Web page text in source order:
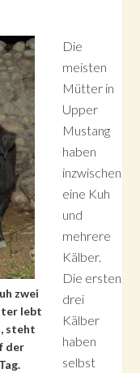
zwei
lebt
steht
der
Die
meisten
Mütter in
Upper
Mustang
haben
inzwischen
eine Kuh
und
mehrere
Kälber.
Die ersten
drei
Kälber
haben
selbst